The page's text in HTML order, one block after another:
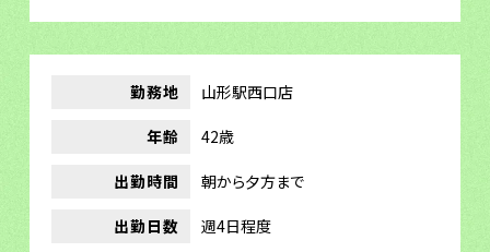
勤務地 山形駅西口店
年齢 42歳
出勤時間 朝から夕方まで
出勤日数 週4日程度